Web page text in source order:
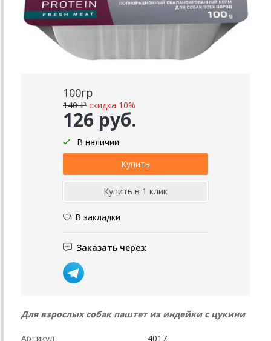
100гр
126 руб.
140 ₽ скидка 10%
В наличии
В закладки
Заказать через:
Для взрослых собак паштет из индейки с цукини
Артикул 4017